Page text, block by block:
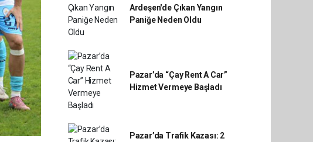
Ardeşen'de Çıkan Yangın
Paniğe Neden Oldu
Pazar’da “Çay Rent A Car”
Hizmet Vermeye Başladı
Pazar’da Trafik Kazası: 2